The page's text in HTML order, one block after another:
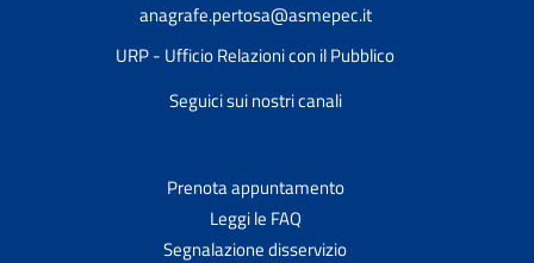
anagrafe.pertosa@asmepec.it
URP - Ufficio Relazioni con il Pubblico
Seguici sui nostri canali
Prenota appuntamento
Leggi le FAQ
Segnalazione disservizio